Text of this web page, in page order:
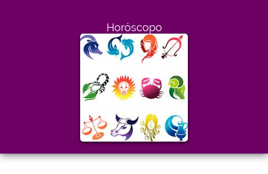
Horóscopo